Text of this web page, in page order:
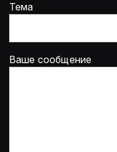
Тема
Ваше сообщение